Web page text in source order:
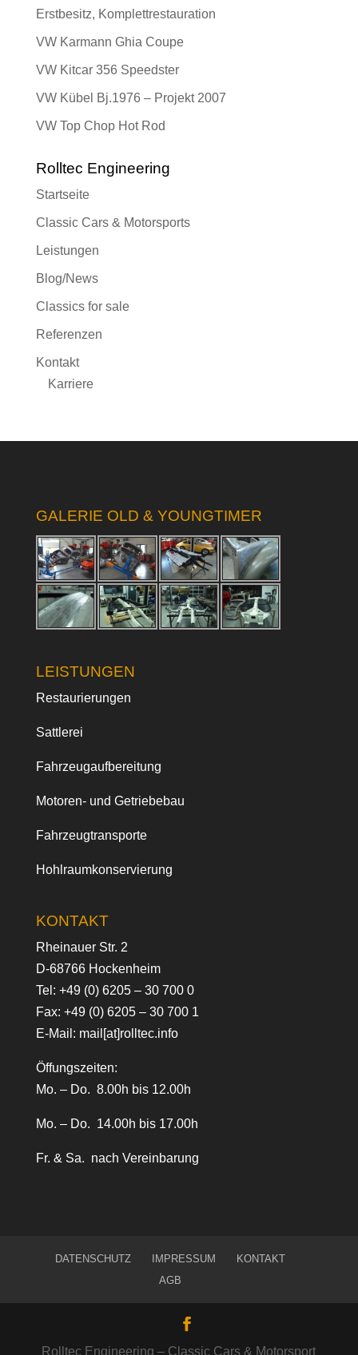
Erstbesitz, Komplettrestauration
VW Karmann Ghia Coupe
VW Kitcar 356 Speedster
VW Kübel Bj.1976 – Projekt 2007
VW Top Chop Hot Rod
Rolltec Engineering
Startseite
Classic Cars & Motorsports
Leistungen
Blog/News
Classics for sale
Referenzen
Kontakt
Karriere
GALERIE OLD & YOUNGTIMER
LEISTUNGEN
Restaurierungen
Sattlerei
Fahrzeugaufbereitung
Motoren- und Getriebebau
Fahrzeugtransporte
Hohlraumkonservierung
KONTAKT
Rheinauer Str. 2
D-68766 Hockenheim
Tel: +49 (0) 6205 – 30 700 0
Fax: +49 (0) 6205 – 30 700 1
E-Mail: mail[at]rolltec.info
Öffungszeiten:
Mo. – Do. 8.00h bis 12.00h
Mo. – Do. 14.00h bis 17.00h
Fr. & Sa. nach Vereinbarung
DATENSCHUTZ IMPRESSUM
KONTAKT
AGB
Rolltec Engineering – Classic Cars & Motorsport